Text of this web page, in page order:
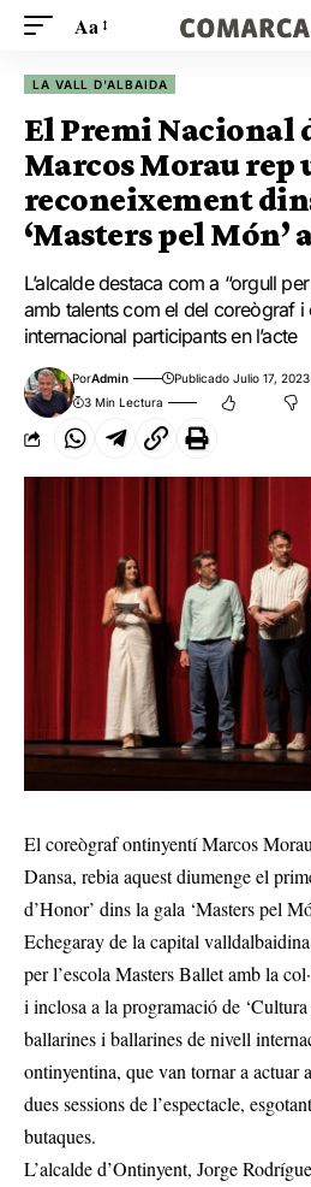
Aa
LA VALL D'ALBAIDA
El Premi Nacional
Marcos Morau rep
reconeixement
‘Masters pel Món’
L’alcalde destaca com a “orgull
amb talents com el del coreògraf i
internacional participants en l’acte
PorAdmin Publicado Julio 17, 2023
3 Min Lectura
El coreògraf ontinyentí Marcos
Dansa, rebia aquest diumenge el
d’Honor’ dins la gala ‘Masters pel
Echegaray de la capital
per l’escola Masters Ballet amb la
i inclosa a la programació de
ballarines i ballarines de nivell
ontinyentina, que van tornar a actuar
dues sessions de l’espectacle,
butaques.
L’alcalde d’Ontinyent, Jorge